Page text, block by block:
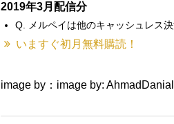
2019年3月配信分
Q. メルペイは他のキャッシュレス
いますぐ初月無料購読！
image by：image by: